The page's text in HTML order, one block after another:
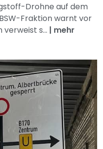
Drohne auf dem
Fraktion warnt vor
verweist s... | mehr